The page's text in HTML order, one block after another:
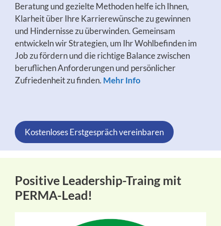
Beratung und gezielte Methoden helfe ich Ihnen,
Klarheit über Ihre Karrierewünsche zu gewinnen
und Hindernisse zu überwinden. Gemeinsam
entwickeln wir Strategien, um Ihr Wohlbefinden im
Job zu fördern und die richtige Balance zwischen
beruflichen Anforderungen und persönlicher
Zufriedenheit zu finden. Mehr Info
Kostenloses Erstgespräch vereinbaren
Positive Leadership-Traing mit
PERMA-Lead!